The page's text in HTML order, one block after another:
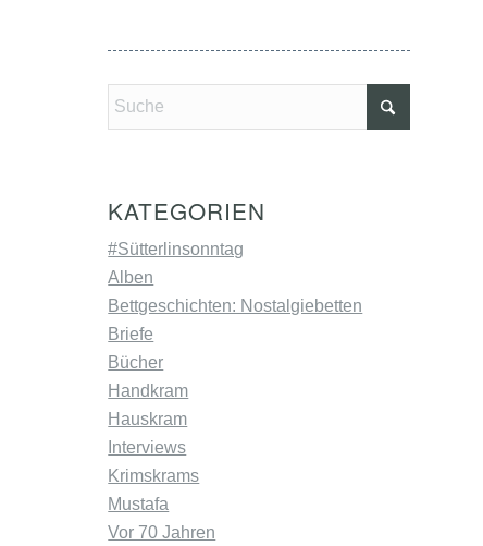
KATEGORIEN
#Sütterlinsonntag
Alben
Bettgeschichten: Nostalgiebetten
Briefe
Bücher
Handkram
Hauskram
Interviews
Krimskrams
Mustafa
Vor 70 Jahren